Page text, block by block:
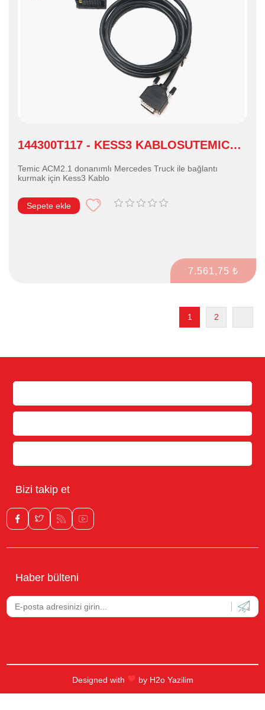
144300T117 - KESS3 KABLOSUTEMIC
Temic ACM2.1 donanımlı Mercedes Truck ile bağlantı
kurmak için Kess3 Kablo
Sepete ekle
7.561,75 ₺
1 2
Bizi takip et
Haber bülteni
Designed with by H2o Yazilim